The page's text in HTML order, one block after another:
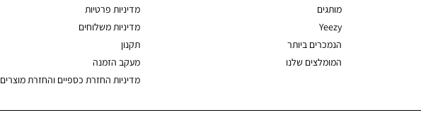
מותגים
Yeezy
הנמכרים ביותר
המומלצים שלנו
מדיניות פרטיות
מדיניות משלוחים
תקנון
מעקב הזמנה
מדיניות החזרת כספיים והחזרת מוצרים